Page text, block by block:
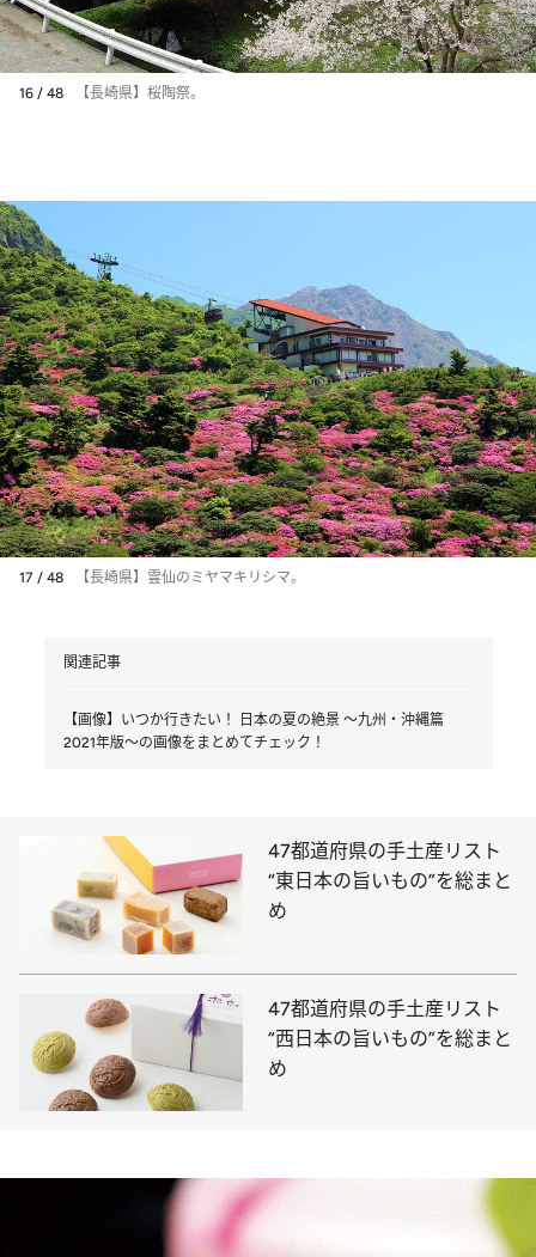
16 / 48 【長崎県】桜陶祭。
17 / 48 【長崎県】雲仙のミヤマキリシマ。
関連記事
【画像】いつか行きたい！ 日本の夏の絶景 ～九州・沖縄篇
2021年版～の画像をまとめてチェック！
47都道府県の手土産リスト
“東日本の旨いもの”を総まと
め
47都道府県の手土産リスト
“西日本の旨いもの”を総まと
め